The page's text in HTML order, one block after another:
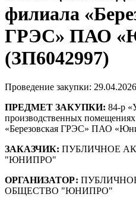
филиала
ГРЭС» ПАО
(ЗП6042997)
Проведение закупки:
ПРЕДМЕТ ЗАКУПКИ: 84-р
производственных
«Березовская ГРЭС» ПАО
ЗАКАЗЧИК: ПУБЛИЧНОЕ
"ЮНИПРО"
ОРГАНИЗАТОР:
ОБЩЕСТВО "ЮНИПРО"